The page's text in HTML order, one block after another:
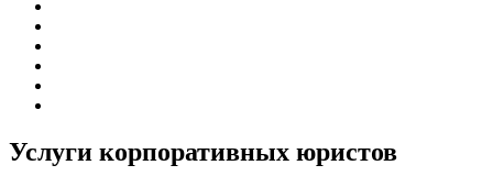
Услуги корпоративных юристов